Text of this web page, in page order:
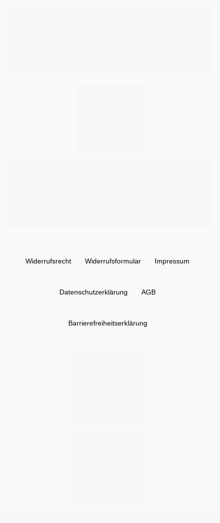
Widerrufs­recht Widerrufs­formular Impressum
Daten­schutz­erklärung AGB
Barrierefreiheitserklärung